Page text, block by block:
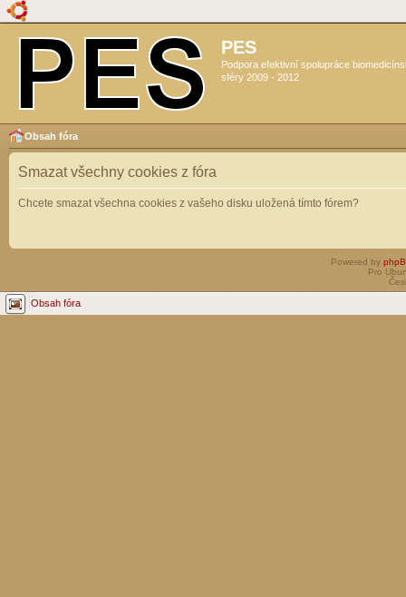
PES
Podpora efektivní spolupráce
sféry 2009 - 2012
Obsah fóra
Smazat všechny cookies z fóra
Chcete smazat všechna cookies z vašeho disku uložená tímto fórem?
Powered by
Pro
Obsah fóra